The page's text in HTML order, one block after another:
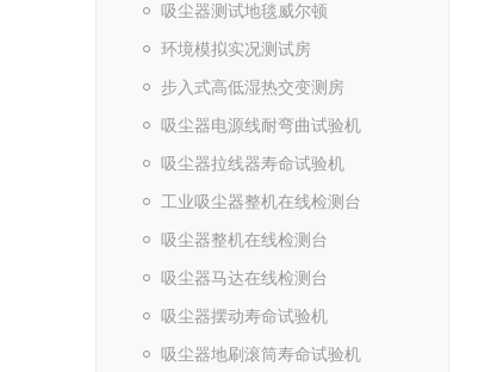
吸尘器测试地毯威尔顿
环境模拟实况测试房
步入式高低湿热交变测房
吸尘器电源线耐弯曲试验机
吸尘器拉线器寿命试验机
工业吸尘器整机在线检测台
吸尘器整机在线检测台
吸尘器马达在线检测台
吸尘器摆动寿命试验机
吸尘器地刷滚筒寿命试验机